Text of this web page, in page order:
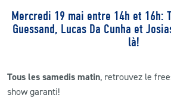
Mercredi 19 mai entre 14h et 16h:
Guessand, Lucas Da Cunha et
là!
Tous les samedis matin, retrouvez le
show garanti!